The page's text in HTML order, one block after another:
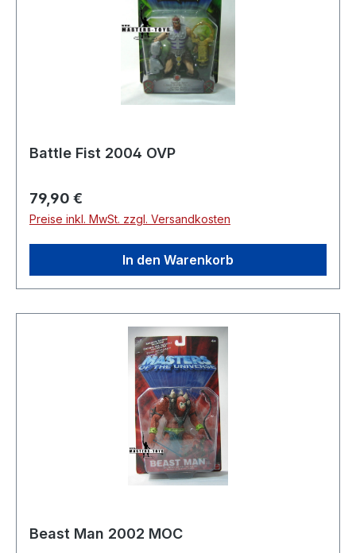
Battle Fist 2004 OVP
Regulärer Preis:
79,90 €
Preise inkl. MwSt. zzgl. Versandkosten
In den Warenkorb
Beast Man 2002 MOC